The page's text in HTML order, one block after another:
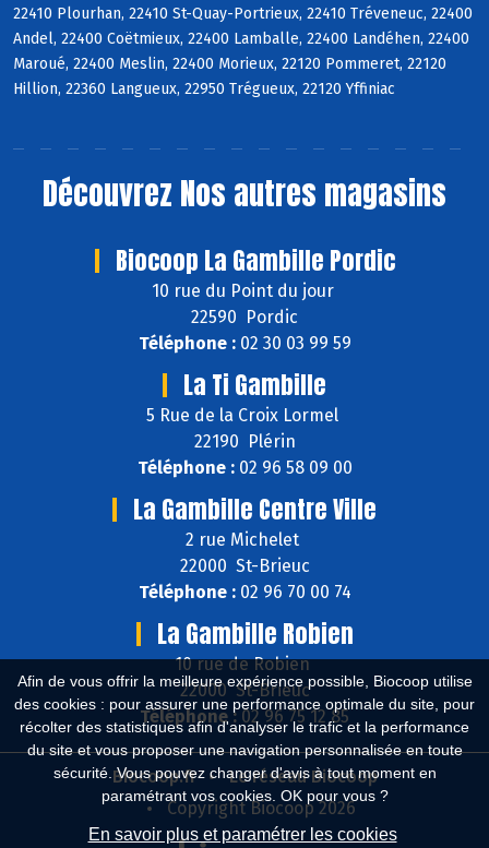
Afin de vous offrir la meilleure expérience possible, Biocoop utilise
des cookies : pour assurer une performance optimale du site, pour
récolter des statistiques afin d'analyser le trafic et la performance
du site et vous proposer une navigation personnalisée en toute
sécurité. Vous pouvez changer d'avis à tout moment en
paramétrant vos cookies. OK pour vous ?
En savoir plus et paramétrer les cookies
22410 Plourhan, 22410 St-Quay-Portrieux, 22410 Tréveneuc, 22400
Andel, 22400 Coëtmieux, 22400 Lamballe, 22400 Landéhen, 22400
Maroué, 22400 Meslin, 22400 Morieux, 22120 Pommeret, 22120
Hillion, 22360 Langueux, 22950 Trégueux, 22120 Yffiniac
Découvrez Nos autres magasins
Biocoop La Gambille Pordic
10 rue du Point du jour
22590 Pordic
Téléphone :02 30 03 99 59
La Ti Gambille
5 Rue de la Croix Lormel
22190 Plérin
Téléphone :02 96 58 09 00
La Gambille Centre Ville
2 rue Michelet
22000 St-Brieuc
Téléphone :02 96 70 00 74
La Gambille Robien
10 rue de Robien
22000 St-Brieuc
Téléphone : 02 96 75 12 85
Biocoop.fr
Le réseau Biocoop
Copyright Biocoop 2026